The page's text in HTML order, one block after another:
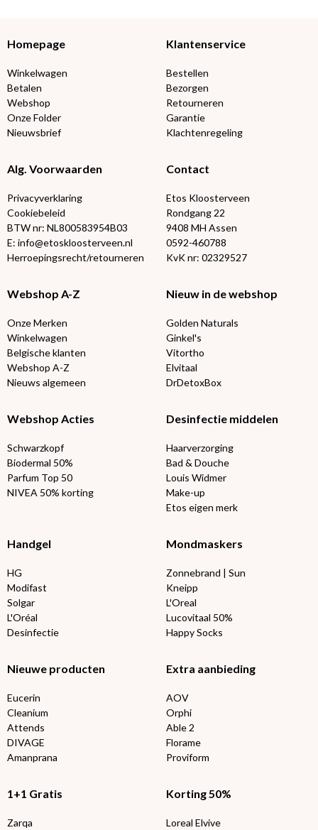
Homepage
Winkelwagen
Betalen
Webshop
Onze Folder
Nieuwsbrief
Klantenservice
Bestellen
Bezorgen
Retourneren
Garantie
Klachtenregeling
Alg. Voorwaarden
Privacyverklaring
Cookiebeleid
BTW nr: NL800583954B03
E: info@etoskloosterveen.nl
Herroepingsrecht/retourneren
Contact
Etos Kloosterveen
Rondgang 22
9408 MH Assen
0592-460788
KvK nr: 02329527
Webshop A-Z
Onze Merken
Winkelwagen
Belgische klanten
Webshop A-Z
Nieuws algemeen
Nieuw in de webshop
Golden Naturals
Ginkel's
Vitortho
Elvitaal
DrDetoxBox
Webshop Acties
Schwarzkopf
Biodermal 50%
Parfum Top 50
NIVEA 50% korting
Desinfectie middelen
Haarverzorging
Bad & Douche
Louis Widmer
Make-up
Etos eigen merk
Handgel
HG
Modifast
Solgar
L'Oréal
Desinfectie
Mondmaskers
Zonnebrand | Sun
Kneipp
L'Oreal
Lucovitaal 50%
Happy Socks
Nieuwe producten
Eucerin
Cleanium
Attends
DIVAGE
Amanprana
Extra aanbieding
AOV
Orphi
Able 2
Florame
Proviform
1+1 Gratis
Zarqa
Korting 50%
Loreal Elvive